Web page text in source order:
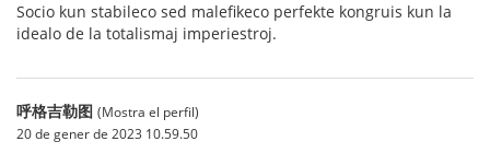
Socio kun stabileco sed malefikeco perfekte kongruis kun la
idealo de la totalismaj imperiestroj.
呼格吉勒图 (Mostra el perfil)
20 de gener de 2023 10.59.50